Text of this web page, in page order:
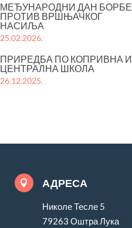
МЕЂУНАРОДНИ ДАН БОРБЕ
ПРОТИВ ВРШЊАЧКОГ
НАСИЉА
25.02.2026.
ПРИРЕДБА ПО КОПРИВНА И
ЦЕНТРАЛНА ШКОЛА
26.12.2025.
 АДРЕСА
Николе Тесле 5
79263 Оштра Лука